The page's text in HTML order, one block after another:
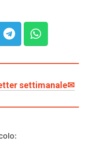
settimanale✉